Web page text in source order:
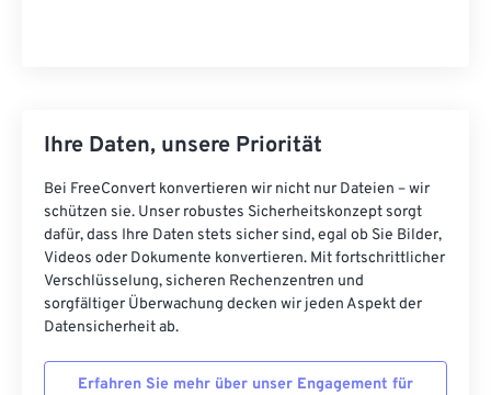
Ihre Daten, unsere Priorität
Bei FreeConvert konvertieren wir nicht nur Dateien – wir
schützen sie. Unser robustes Sicherheitskonzept sorgt
dafür, dass Ihre Daten stets sicher sind, egal ob Sie Bilder,
Videos oder Dokumente konvertieren. Mit fortschrittlicher
Verschlüsselung, sicheren Rechenzentren und
sorgfältiger Überwachung decken wir jeden Aspekt der
Datensicherheit ab.
Erfahren Sie mehr über unser Engagement für